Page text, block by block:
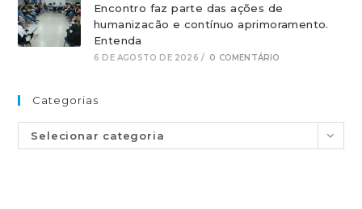
Encontro faz parte das ações de
humanizacão e contínuo aprimoramento.
Entenda
6 DE AGOSTO DE 2026 / 0 COMENTÁRIO
Categorias
Selecionar categoria